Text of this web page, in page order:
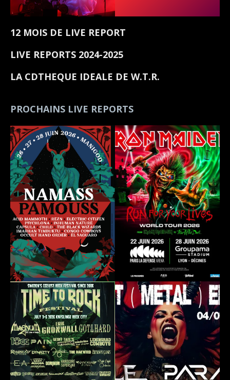
12 MOIS DE LIVE REPORT
LIVE REPORTS 2024-2025
LA CDTHEQUE IDEALE DE W.T.R.
PROCHAINS LIVE REPORTS